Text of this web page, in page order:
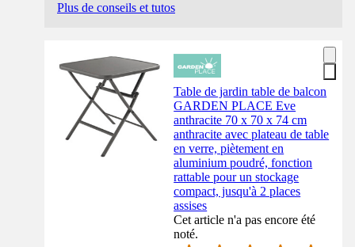
Plus de conseils et tutos
Table de jardin table de balcon
GARDEN PLACE Eve
anthracite 70 x 70 x 74 cm
anthracite avec plateau de table
en verre, piètement en
aluminium poudré, fonction
rattable pour un stockage
compact, jusqu'à 2 places
assises
Cet article n'a pas encore été
noté.